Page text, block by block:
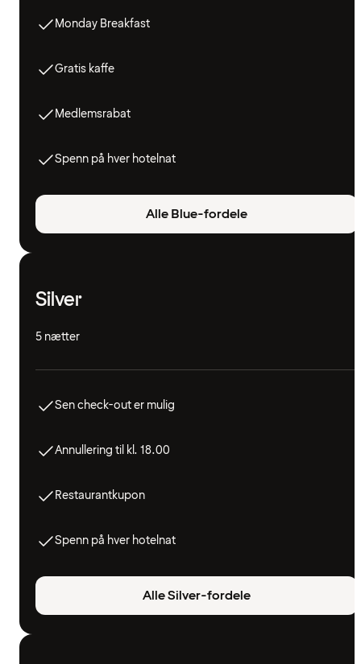
Monday Breakfast
Gratis kaffe
Medlemsrabat
Spenn på hver hotelnat
Alle Blue-fordele
Silver
5 nætter
Sen check-out er mulig
Annullering til kl. 18.00
Restaurantkupon
Spenn på hver hotelnat
Alle Silver-fordele